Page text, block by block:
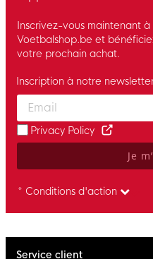
Inscrivez-vous maintenant
Voetbalshop.be et
votre prochain achat.
Enter your email and
Inscription à notre
Privacy Policy
Je
* Conditions d'action
Service client